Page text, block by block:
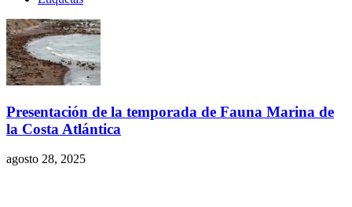
Presentación de la temporada de Fauna Marina de
la Costa Atlántica
agosto 28, 2025